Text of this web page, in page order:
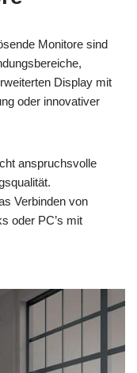
Monitore sind
Display mit
oder innovativer
anspruchsvolle
Verbinden von
oder PC’s mit